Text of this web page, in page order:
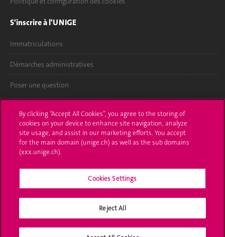
S'inscrire à l'UNIGE
Immatriculations
Démarches administratives
Poser une question
UNIGE Mobile
Médias
Offres d'emploi
Bibliothèque
Médias sociaux UNIGE
By clicking “Accept All Cookies”, you agree to the storing of
cookies on your device to enhance site navigation, analyze
site usage, and assist in our marketing efforts. You accept
for the main domain (unige.ch) as well as the sub domains
(xxx.unige.ch).
Cookies Settings
Reject All